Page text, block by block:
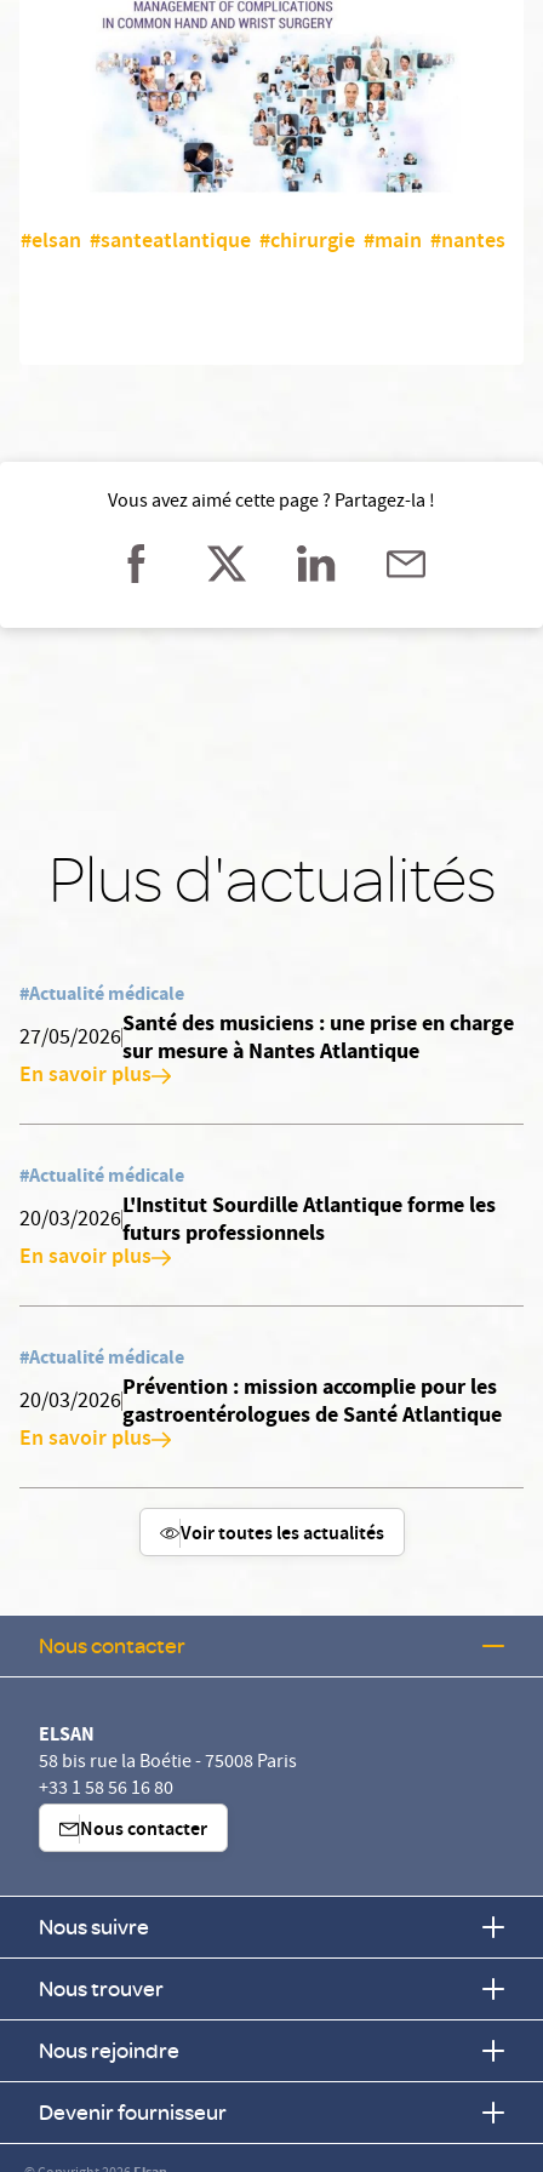
#elsan #santeatlantique #chirurgie #main #nantes
Vous avez aimé cette page ? Partagez-la !
Plus d'actualités
#Actualité médicale
27/05/2026
Santé des musiciens : une prise en charge
sur mesure à Nantes Atlantique
En savoir plus
#Actualité médicale
20/03/2026
L'Institut Sourdille Atlantique forme les
futurs professionnels
En savoir plus
#Actualité médicale
20/03/2026
Prévention : mission accomplie pour les
gastroentérologues de Santé Atlantique
En savoir plus
Voir toutes les actualités
Nous contacter
ELSAN
58 bis rue la Boétie - 75008 Paris
+33 1 58 56 16 80
Nous contacter
Nous suivre
Nous trouver
Nous rejoindre
Devenir fournisseur